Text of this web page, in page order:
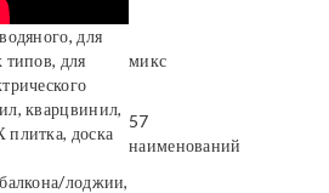
для
типов, для
микс
кварцвинил,
доска
57
наименований
лоджии,